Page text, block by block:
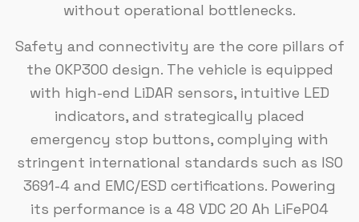
without operational bottlenecks.
Safety and connectivity are the core pillars of
the OKP300 design. The vehicle is equipped
with high-end LiDAR sensors, intuitive LED
indicators, and strategically placed
emergency stop buttons, complying with
stringent international standards such as ISO
3691-4 and EMC/ESD certifications. Powering
its performance is a 48 VDC 20 Ah LiFePO4